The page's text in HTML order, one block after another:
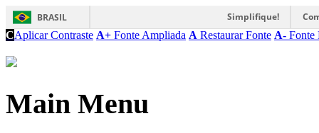
BRASIL Simplifique!
CAplicar Contraste A+ Fonte Ampliada A Restaurar Fonte A- Fonte
Main Menu